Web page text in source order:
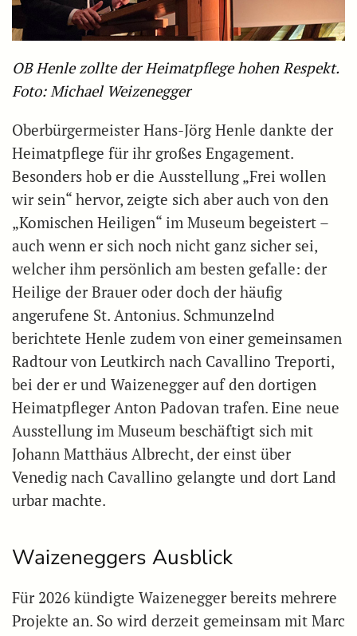
OB Henle zollte der Heimatpflege hohen Respekt.
Foto: Michael Weizenegger
Oberbürgermeister Hans-Jörg Henle dankte der
Heimatpflege für ihr großes Engagement.
Besonders hob er die Ausstellung „Frei wollen
wir sein“ hervor, zeigte sich aber auch von den
„Komischen Heiligen“ im Museum begeistert –
auch wenn er sich noch nicht ganz sicher sei,
welcher ihm persönlich am besten gefalle: der
Heilige der Brauer oder doch der häufig
angerufene St. Antonius. Schmunzelnd
berichtete Henle zudem von einer gemeinsamen
Radtour von Leutkirch nach Cavallino Treporti,
bei der er und Waizenegger auf den dortigen
Heimatpfleger Anton Padovan trafen. Eine neue
Ausstellung im Museum beschäftigt sich mit
Johann Matthäus Albrecht, der einst über
Venedig nach Cavallino gelangte und dort Land
urbar machte.
Waizeneggers Ausblick
Für 2026 kündigte Waizenegger bereits mehrere
Projekte an. So wird derzeit gemeinsam mit Marc